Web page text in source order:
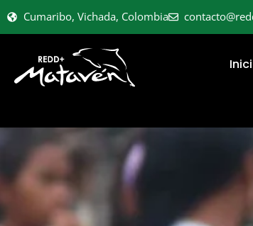
Cumaribo, Vichada, Colombia